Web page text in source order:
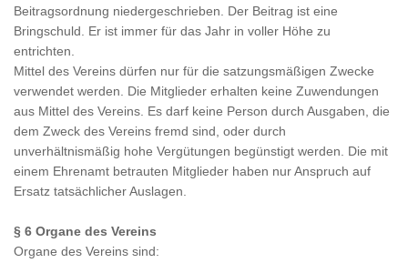
Beitragsordnung niedergeschrieben. Der Beitrag ist eine
Bringschuld. Er ist immer für das Jahr in voller Höhe zu
entrichten.
Mittel des Vereins dürfen nur für die satzungsmäßigen Zwecke
verwendet werden. Die Mitglieder erhalten keine Zuwendungen
aus Mittel des Vereins. Es darf keine Person durch Ausgaben, die
dem Zweck des Vereins fremd sind, oder durch
unverhältnismäßig hohe Vergütungen begünstigt werden. Die mit
einem Ehrenamt betrauten Mitglieder haben nur Anspruch auf
Ersatz tatsächlicher Auslagen.
§ 6 Organe des Vereins
Organe des Vereins sind: